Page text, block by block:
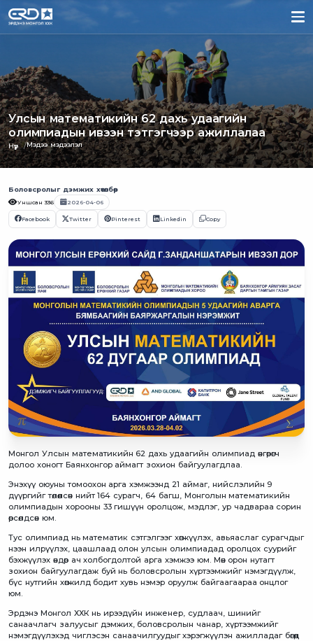
Улсын математикийн 62 дахь удаагийн
олимпиадын ивээн тэтгэгчээр ажиллалаа
Нүүр Мэдээ мэдээлэл
Боловсролыг дэмжих хөтөлбөр
Уншсан 336 2026-04-06
Facebook Twitter Pinterest Linkedin Copy
Монгол Улсын математикийн 62 дахь удаагийн олимпиад өнгөрөгч
долоо хоногт Баянхонгор аймагт зохион байгуулагдлаа.
Энэхүү оюуны томоохон арга хэмжээнд 21 аймаг, нийслэлийн 9
дүүргийг төлөөлсөн нийт 164 сурагч, 64 багш, Монголын математикийн
олимпиадын хорооны 33 гишүүн оролцож, мэдлэг, ур чадвараа сорин
өрсөлдсөн юм.
Тус олимпиад нь математик сэтгэлгээг хөгжүүлэх, авьяаслаг сурагчдыг
нээн илрүүлэх, цаашлаад олон улсын олимпиадад оролцох суурийг
бэхжүүлэх өндөр ач холбогдолтой арга хэмжээ юм. Мөн орон нутагт
зохион байгуулагдаж буй нь боловсролын хүртээмжийг нэмэгдүүлж,
бүс нутгийн хөгжилд бодит хувь нэмэр оруулж байгаагаараа онцлог
юм.
Эрдэнэ Монгол ХХК нь ирээдүйн инженер, судлаач, шинийг
санаачлагч залуусыг дэмжих, боловсролын чанар, хүртээмжийг
нэмэгдүүлэхэд чиглэсэн санаачилгуудыг хэрэгжүүлэн ажилладаг бөгөөд